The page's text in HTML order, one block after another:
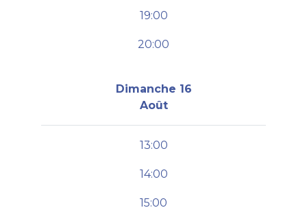
19:00
20:00
Dimanche 16
Août
13:00
14:00
15:00